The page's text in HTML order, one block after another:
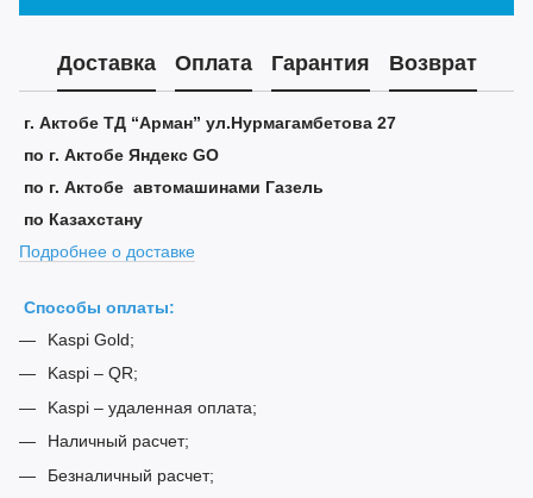
Доставка Оплата Гарантия Возврат
г. Актобе ТД “Арман” ул.Нурмагамбетова 27
по г. Актобе Яндекс GO
по г. Актобе автомашинами Газель
по Казахстану
Подробнее о доставке
Способы оплаты:
Kaspi Gold;
Kaspi – QR;
Kaspi – удаленная оплата;
Наличный расчет;
Безналичный расчет;